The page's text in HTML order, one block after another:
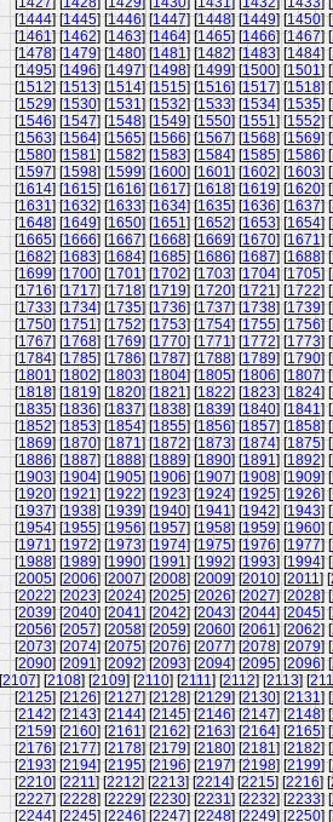
[1444] [1445] [1446] [1447] [1448] [1449] [1450] [
[1461] [1462] [1463] [1464] [1465] [1466] [1467] [
[1478] [1479] [1480] [1481] [1482] [1483] [1484] [
[1495] [1496] [1497] [1498] [1499] [1500] [1501] [
[1512] [1513] [1514] [1515] [1516] [1517] [1518] [
[1529] [1530] [1531] [1532] [1533] [1534] [1535] [
[1546] [1547] [1548] [1549] [1550] [1551] [1552] [
[1563] [1564] [1565] [1566] [1567] [1568] [1569] [
[1580] [1581] [1582] [1583] [1584] [1585] [1586] [
[1597] [1598] [1599] [1600] [1601] [1602] [1603] [
[1614] [1615] [1616] [1617] [1618] [1619] [1620] [
[1631] [1632] [1633] [1634] [1635] [1636] [1637] [
[1648] [1649] [1650] [1651] [1652] [1653] [1654] [
[1665] [1666] [1667] [1668] [1669] [1670] [1671] [
[1682] [1683] [1684] [1685] [1686] [1687] [1688] [
[1699] [1700] [1701] [1702] [1703] [1704] [1705] [
[1716] [1717] [1718] [1719] [1720] [1721] [1722] [
[1733] [1734] [1735] [1736] [1737] [1738] [1739] [
[1750] [1751] [1752] [1753] [1754] [1755] [1756] [
[1767] [1768] [1769] [1770] [1771] [1772] [1773] [
[1784] [1785] [1786] [1787] [1788] [1789] [1790] [
[1801] [1802] [1803] [1804] [1805] [1806] [1807] [
[1818] [1819] [1820] [1821] [1822] [1823] [1824] [
[1835] [1836] [1837] [1838] [1839] [1840] [1841] [
[1852] [1853] [1854] [1855] [1856] [1857] [1858] [
[1869] [1870] [1871] [1872] [1873] [1874] [1875] [
[1886] [1887] [1888] [1889] [1890] [1891] [1892] [
[1903] [1904] [1905] [1906] [1907] [1908] [1909] [
[1920] [1921] [1922] [1923] [1924] [1925] [1926] [
[1937] [1938] [1939] [1940] [1941] [1942] [1943] [
[1954] [1955] [1956] [1957] [1958] [1959] [1960] [
[1971] [1972] [1973] [1974] [1975] [1976] [1977] [
[1988] [1989] [1990] [1991] [1992] [1993] [1994] [
[2005] [2006] [2007] [2008] [2009] [2010] [2011] [
[2022] [2023] [2024] [2025] [2026] [2027] [2028] [
[2039] [2040] [2041] [2042] [2043] [2044] [2045] [
[2056] [2057] [2058] [2059] [2060] [2061] [2062] [
[2073] [2074] [2075] [2076] [2077] [2078] [2079] [
[2090] [2091] [2092] [2093] [2094] [2095] [2096] [
[2107] [2108] [2109] [2110] [2111] [2112] [2113] [
[2125] [2126] [2127] [2128] [2129] [2130] [2131] [
[2142] [2143] [2144] [2145] [2146] [2147] [2148] [
[2159] [2160] [2161] [2162] [2163] [2164] [2165] [
[2176] [2177] [2178] [2179] [2180] [2181] [2182] [
[2193] [2194] [2195] [2196] [2197] [2198] [2199] [
[2210] [2211] [2212] [2213] [2214] [2215] [2216] [
[2227] [2228] [2229] [2230] [2231] [2232] [2233] [
[2244] [2245] [2246] [2247] [2248] [2249] [2250] [